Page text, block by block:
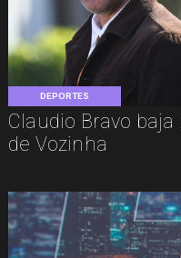
DEPORTES
Claudio Bravo
de Vozinha